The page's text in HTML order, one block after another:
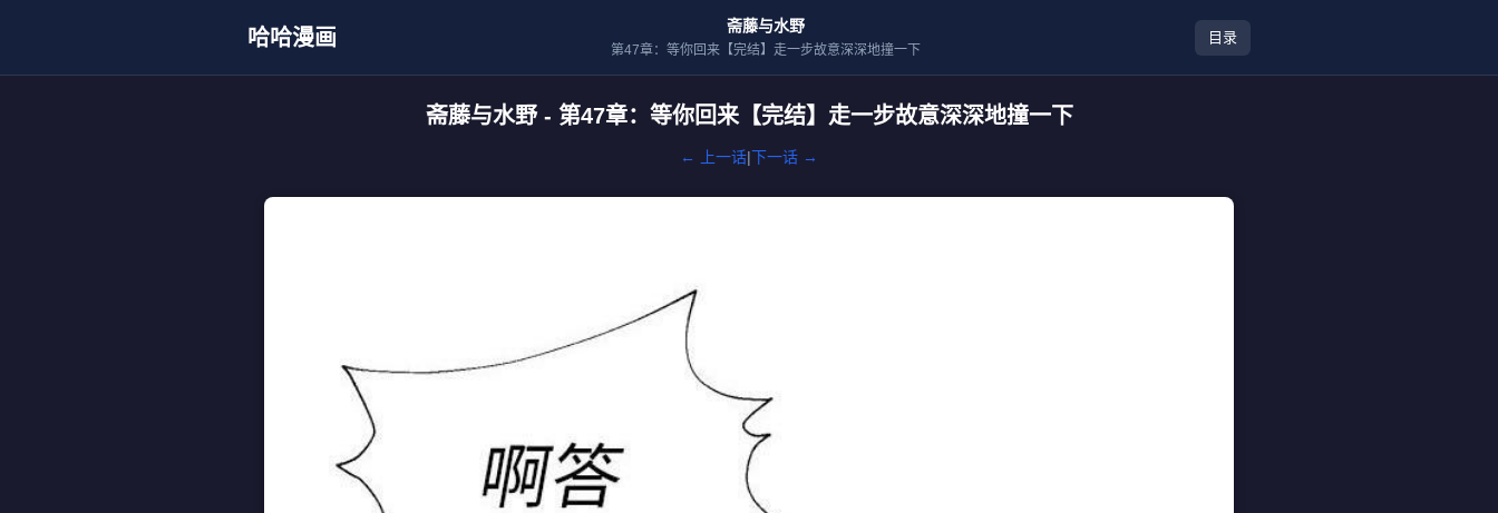
哈哈漫画 斋藤与水野
第47章：等你回来【完结】走一步故意深深地撞一下
目录
斋藤与水野 - 第47章：等你回来【完结】走一步故意深深地撞一下
← 上一话|下一话 →